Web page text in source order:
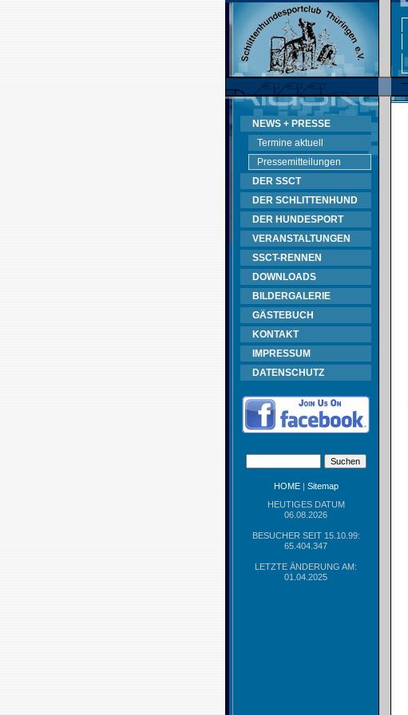
NEWS + PRESSE
Termine aktuell
Pressemitteilungen
DER SSCT
DER SCHLITTENHUND
DER HUNDESPORT
VERANSTALTUNGEN
SSCT-RENNEN
DOWNLOADS
BILDERGALERIE
GÄSTEBUCH
KONTAKT
IMPRESSUM
DATENSCHUTZ
HOME| Sitemap
HEUTIGES DATUM
06.08.2026
BESUCHER SEIT 15.10.99:
65.404.347
LETZTE ÄNDERUNG AM:
01.04.2025